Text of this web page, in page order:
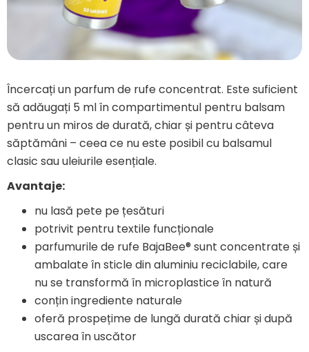
Încercați un parfum de rufe concentrat. Este suficient
să adăugați 5 ml în compartimentul pentru balsam
pentru un miros de durată, chiar și pentru câteva
săptămâni – ceea ce nu este posibil cu balsamul
clasic sau uleiurile esențiale.
Avantaje:
nu lasă pete pe țesături
potrivit pentru textile funcționale
parfumurile de rufe BajaBee® sunt concentrate și
ambalate în sticle din aluminiu reciclabile, care
nu se transformă în microplastice în natură
conțin ingrediente naturale
oferă prospețime de lungă durată chiar și după
uscarea în uscător